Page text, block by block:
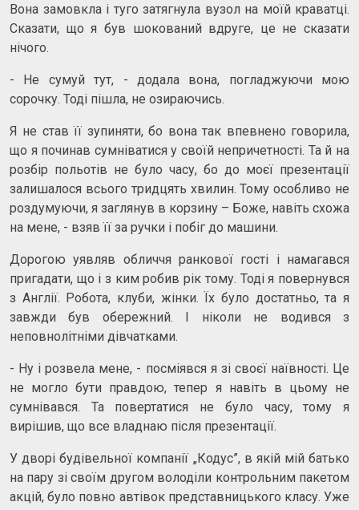
Вона замовкла і туго затягнула вузол на моїй краватці.
Сказати, що я був шокований вдруге, це не сказати
нічого.
- Не сумуй тут, - додала вона, погладжуючи мою
сорочку. Тоді пішла, не озираючись.
Я не став її зупиняти, бо вона так впевнено говорила,
що я починав сумніватися у своїй непричетності. Та й на
розбір польотів не було часу, бо до моєї презентації
залишалося всього тридцять хвилин. Тому особливо не
роздумуючи, я заглянув в корзину – Боже, навіть схожа
на мене, - взяв її за ручки і побіг до машини.
Дорогою уявляв обличчя ранкової гості і намагався
пригадати, що і з ким робив рік тому. Тоді я повернувся
з Англії. Робота, клуби, жінки. Їх було достатньо, та я
завжди був обережний. І ніколи не водився з
неповнолітніми дівчатками.
- Ну і розвела мене, - посміявся я зі своєї наївності. Це
не могло бути правдою, тепер я навіть в цьому не
сумнівався. Та повертатися не було часу, тому я
вирішив, що все владнаю після презентації.
У дворі будівельної компанії „Кодус”, в якій мій батько
на пару зі своїм другом володіли контрольним пакетом
акцій, було повно автівок представницького класу. Уже